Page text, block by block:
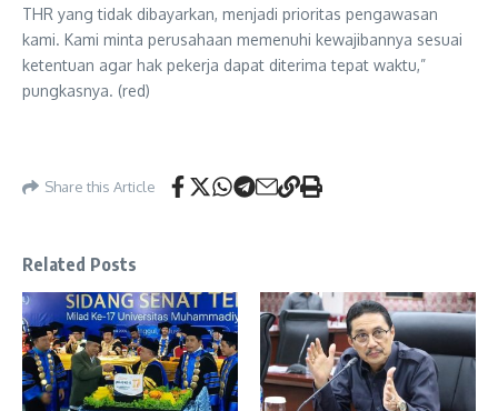
THR yang tidak dibayarkan, menjadi prioritas pengawasan
kami. Kami minta perusahaan memenuhi kewajibannya sesuai
ketentuan agar hak pekerja dapat diterima tepat waktu,”
pungkasnya. (red)
Share this Article
Related Posts